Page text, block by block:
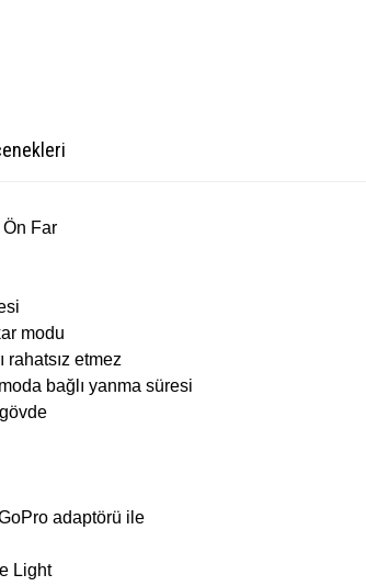
Ön Far
modu
rahatsız etmez
bağlı yanma süresi
adaptörü ile
Light